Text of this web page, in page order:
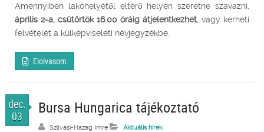
Amennyiben lakóhelyétől eltérő helyen szeretne szavazni,
április 2-a, csütörtök 16.00 óráig átjelentkezhet , vagy kérheti
felvételét a külképviseleti névjegyzékbe.
Elolvasom
dec.
03
Bursa Hungarica tájékoztató
Szilvási-Hazag Imre Aktuális hírek